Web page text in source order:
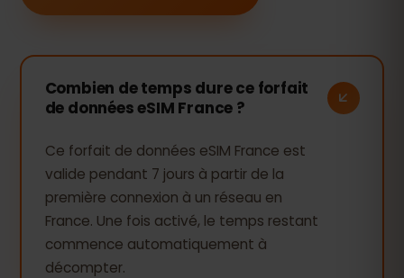
Combien de temps dure ce forfait
de données eSIM France ?
Ce forfait de données eSIM France est
valide pendant 7 jours à partir de la
première connexion à un réseau en
France. Une fois activé, le temps restant
commence automatiquement à
décompter.